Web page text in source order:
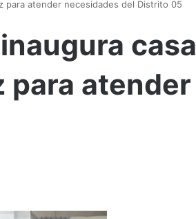
para atender necesidades del Distrito 05
casa
para atender